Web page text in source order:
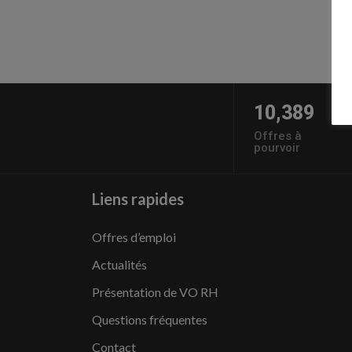
10,389
Offres à
pourvoir
Liens rapides
Offres d’emploi
Actualités
Présentation de VO RH
Questions fréquentes
Contact